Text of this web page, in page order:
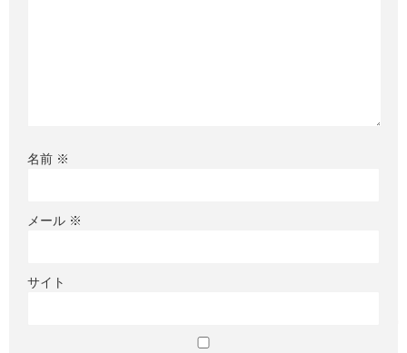
名前 ※
メール ※
サイト